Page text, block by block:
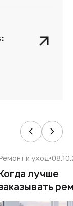
и уход
лучше
балкона под